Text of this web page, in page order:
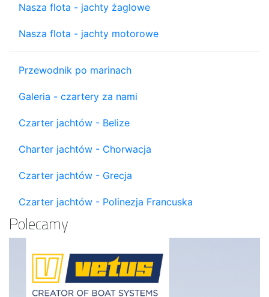
Nasza flota - jachty żaglowe
Nasza flota - jachty motorowe
Przewodnik po marinach
Galeria - czartery za nami
Czarter jachtów - Belize
Charter jachtów - Chorwacja
Czarter jachtów - Grecja
Czarter jachtów - Polinezja Francuska
Polecamy